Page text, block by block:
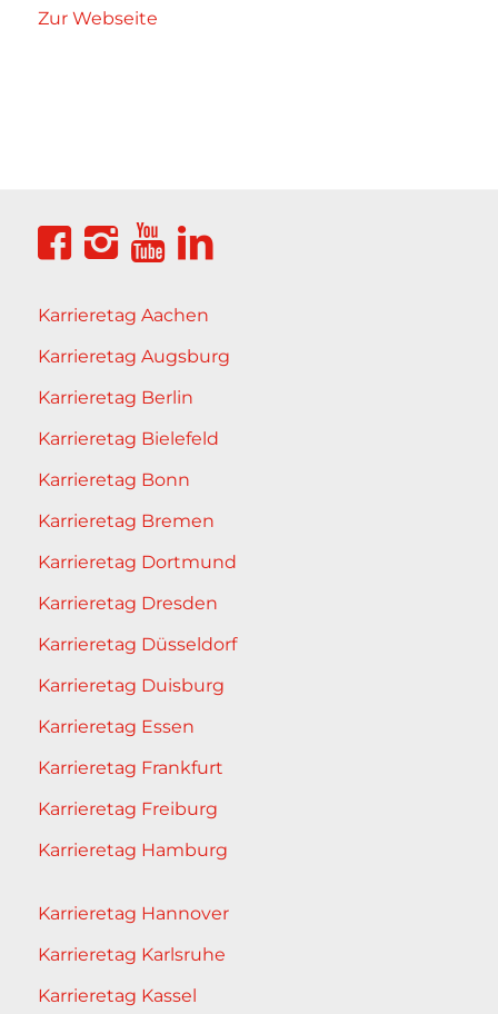
Zur Webseite
Karrieretag Aachen
Karrieretag Augsburg
Karrieretag Berlin
Karrieretag Bielefeld
Karrieretag Bonn
Karrieretag Bremen
Karrieretag Dortmund
Karrieretag Dresden
Karrieretag Düsseldorf
Karrieretag Duisburg
Karrieretag Essen
Karrieretag Frankfurt
Karrieretag Freiburg
Karrieretag Hamburg
Karrieretag Hannover
Karrieretag Karlsruhe
Karrieretag Kassel